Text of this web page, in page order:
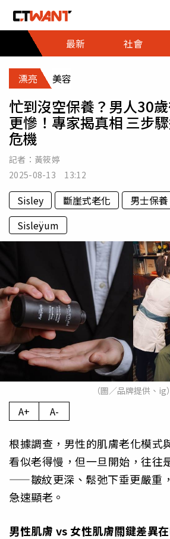
最新
社會
漂亮 美容
忙到沒空保養？男人30
更慘！專家揭真相 三步
危機
記者： 黃筱婷
2025-08-13 13:12
Sisley 斷崖式老化 男士保養
Sisleÿum
（圖／品牌提供、ig）
A+ A-
根據調查，男性的肌膚老化模式
看似老得慢，但一旦開始，往往
——皺紋更深、鬆弛下垂更嚴重
急速顯老。
男性肌膚 vs 女性肌膚關鍵差異